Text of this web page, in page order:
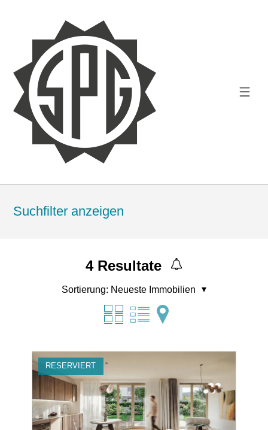
Suchfilter anzeigen
4Resultate
Sortierung: Neueste Immobilien
RESERVIERT